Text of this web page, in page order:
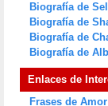
Biografía de
Biografía de
Biografía de
Biografía de
Enlaces de
Frases de Amor